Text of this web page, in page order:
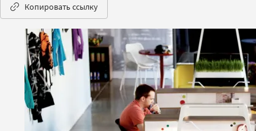
Копировать ссылку